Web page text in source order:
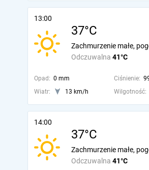
13:00
37°C
Odczuwalna 41°C
Zachmurzenie małe,
Opad: 0 mm Ciśnienie:
Wiatr:
13 km/h Wilgotność:
14:00
37°C
Odczuwalna 41°C
Zachmurzenie małe,